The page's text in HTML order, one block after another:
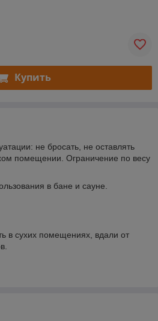
Купить
не бросать, не оставлять
помещении. Ограничение по весу
в бане и сауне.
в сухих помещениях, вдали от